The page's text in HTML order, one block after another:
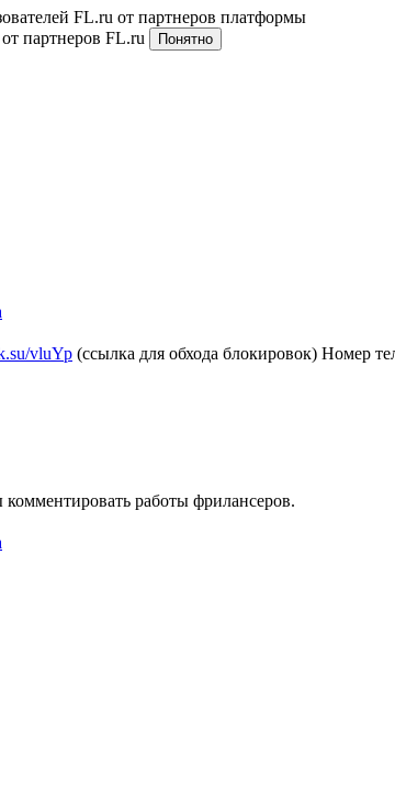
FL.ru от партнеров платформы
партнеров FL.ru
Понятно
vluYp (ссылка для обхода блокировок) Номер
комментировать работы фрилансеров.